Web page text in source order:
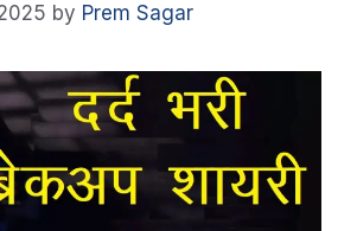
by Prem Sagar